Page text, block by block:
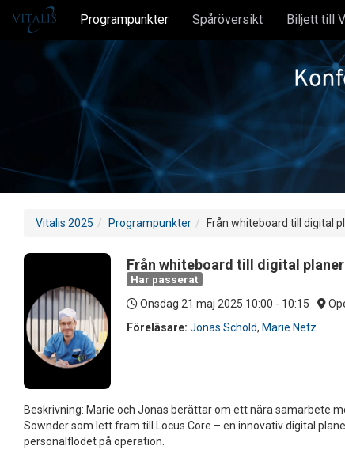
Programpunkter Spåröversikt Biljett till
Vitalis 2025 Programpunkter Från whiteboard till digital
Från whiteboard till digital
Har passerat
Onsdag 21 maj 2025 10:00 - 10:15
Föreläsare: Jonas Schöld, Marie Netz
Beskrivning: Marie och Jonas berättar om ett nära samarbete
Sownder som lett fram till Locus Core – en innovativ digital
personalflödet på operation.